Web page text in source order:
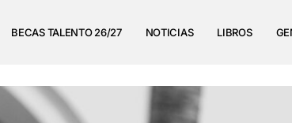
BECAS TALENTO 26/27 NOTICIAS LIBROS